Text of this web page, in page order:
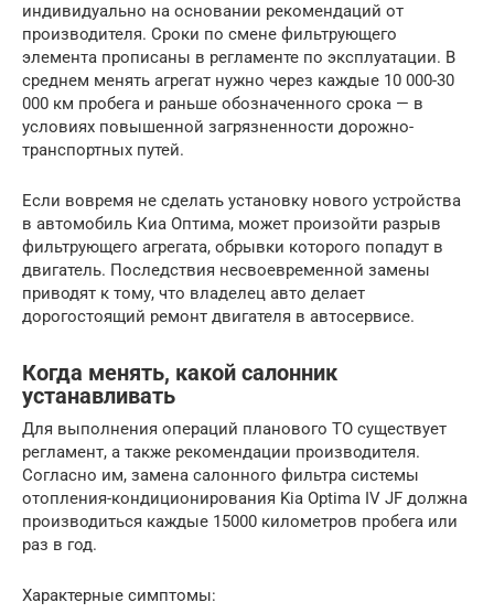
индивидуально на основании рекомендаций от
производителя. Сроки по смене фильтрующего
элемента прописаны в регламенте по эксплуатации. В
среднем менять агрегат нужно через каждые 10 000-30
000 км пробега и раньше обозначенного срока — в
условиях повышенной загрязненности дорожно-
транспортных путей.
Если вовремя не сделать установку нового устройства
в автомобиль Киа Оптима, может произойти разрыв
фильтрующего агрегата, обрывки которого попадут в
двигатель. Последствия несвоевременной замены
приводят к тому, что владелец авто делает
дорогостоящий ремонт двигателя в автосервисе.
Когда менять, какой салонник
устанавливать
Для выполнения операций планового ТО существует
регламент, а также рекомендации производителя.
Согласно им, замена салонного фильтра системы
отопления-кондиционирования Kia Optima IV JF должна
производиться каждые 15000 километров пробега или
раз в год.
Характерные симптомы: